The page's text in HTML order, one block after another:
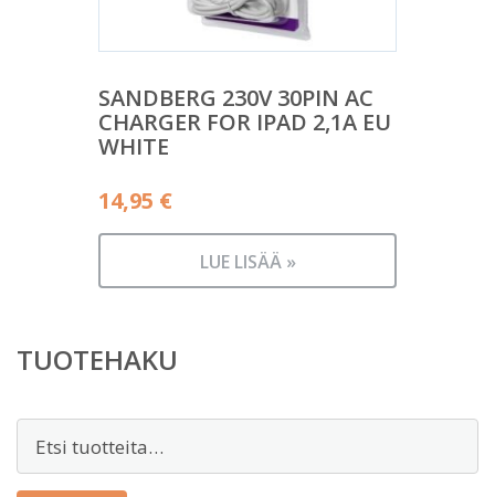
SANDBERG 230V 30PIN AC
CHARGER FOR IPAD 2,1A EU
WHITE
14,95 €
LUE LISÄÄ »
TUOTEHAKU